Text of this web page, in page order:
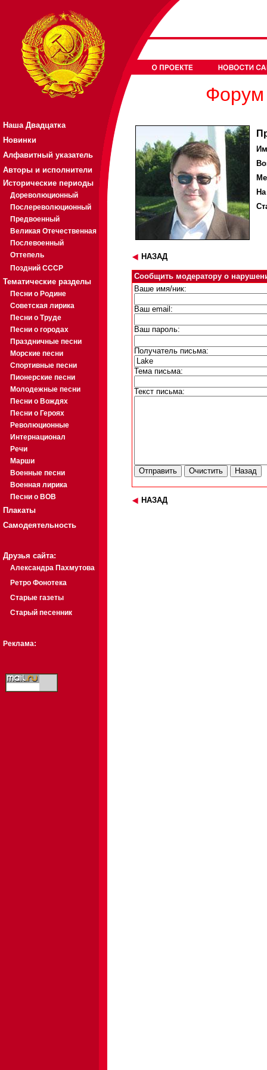
Наша Двадцатка
Новинки
Алфавитный указатель
Авторы и исполнители
Исторические периоды
Дореволюционный
Послереволюционный
Предвоенный
Великая Отечественная
Послевоенный
Оттепель
Поздний СССР
Тематические разделы
Песни о Родине
Советская лирика
Песни о Труде
Песни о городах
Праздничные песни
Морские песни
Спортивные песни
Пионерские песни
Молодежные песни
Песни о Вождях
Песни о Героях
Революционные
Интернационал
Речи
Марши
Военные песни
Военная лирика
Песни о ВОВ
Плакаты
Самодеятельность
Друзья сайта:
Александра Пахмутова
Ретро Фонотека
Старые газеты
Старый песенник
Реклама:
Форум
НАЗАД
Сообщить модератору о
Ваше имя/ник:
Ваш email:
Ваш пароль:
Получатель письма:
Тема письма:
Текст письма:
НАЗАД